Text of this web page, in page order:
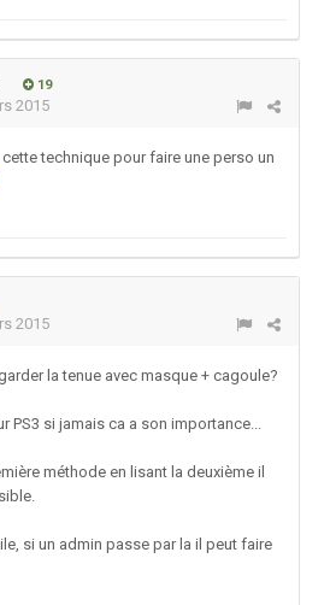
19
2015
technique pour faire une perso un
2015
la tenue avec masque + cagoule?
PS3 si jamais ca a son importance...
méthode en lisant la deuxième il
si un admin passe par la il peut faire